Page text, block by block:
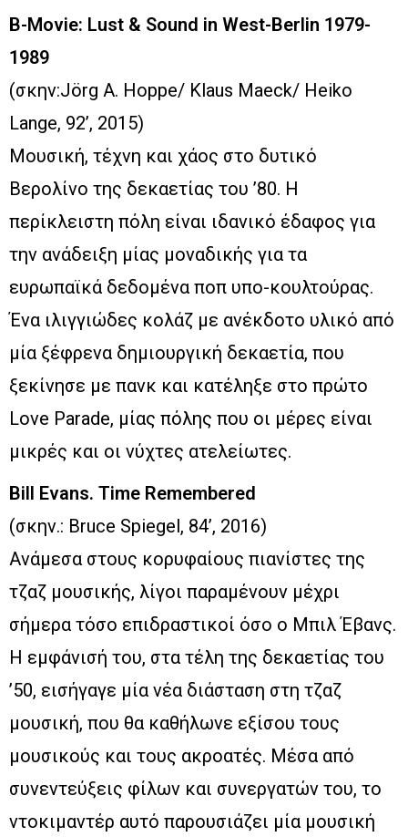
B-Movie: Lust & Sound in West-Berlin 1979-
1989
(σκην:Jörg A. Hoppe/ Klaus Maeck/ Heiko
Lange, 92’, 2015)
Μουσική, τέχνη και χάος στο δυτικό
Βερολίνο της δεκαετίας του ’80. Η
περίκλειστη πόλη είναι ιδανικό έδαφος για
την ανάδειξη μίας μοναδικής για τα
ευρωπαϊκά δεδομένα ποπ υπο-κουλτούρας.
Ένα ιλιγγιώδες κολάζ με ανέκδοτο υλικό από
μία ξέφρενα δημιουργική δεκαετία, που
ξεκίνησε με πανκ και κατέληξε στο πρώτο
Love Parade, μίας πόλης που οι μέρες είναι
μικρές και οι νύχτες ατελείωτες.
Bill Evans. Time Remembered
(σκην.: Bruce Spiegel, 84’, 2016)
Ανάμεσα στους κορυφαίους πιανίστες της
τζαζ μουσικής, λίγοι παραμένουν μέχρι
σήμερα τόσο επιδραστικοί όσο ο Μπιλ Έβανς.
Η εμφάνισή του, στα τέλη της δεκαετίας του
’50, εισήγαγε μία νέα διάσταση στη τζαζ
μουσική, που θα καθήλωνε εξίσου τους
μουσικούς και τους ακροατές. Μέσα από
συνεντεύξεις φίλων και συνεργατών του, το
ντοκιμαντέρ αυτό παρουσιάζει μία μουσική